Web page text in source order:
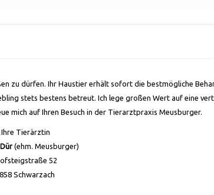
zu dürfen. Ihr Haustier erhält sofort die bestmögliche
stets bestens betreut. Ich lege großen Wert auf eine
mich auf Ihren Besuch in der Tierarztpraxis Meusburger.
Ihre Tierärztin
(ehm. Meusburger)
52
Schwarzach